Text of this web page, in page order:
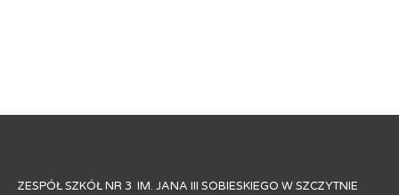
ZESPÓŁ SZKÓŁ NR 3 IM. JANA III SOBIESKIEGO W SZCZYTNIE